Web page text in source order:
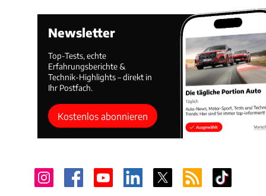
Newsletter
Top-Tests, echte
Erfahrungsberichte &
Technik-Highlights – direkt in
Ihr Postfach.
Kostenlos abonnieren